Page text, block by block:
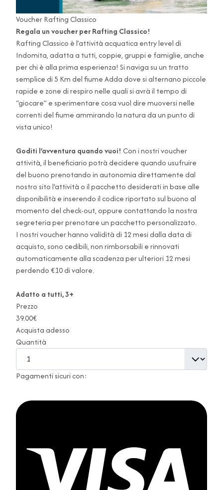
Voucher Rafting Classico
Regala un voucher per Rafting Classico!
Rafting Classico è l’attività acquatica entry level di
Indomita, adatta a tutti, coppie, gruppi e famiglie, anche
per chi è alla prima esperienza! Si naviga su un tratto
semplice di 5 Km del fiume Adda dove si alternano piccole
rapide e zone di respiro nelle quali si avrà il tempo di
“giocare” e sperimentare cosa vuol dire muoversi nelle
correnti del fiume ammirando la natura da un punto di
vista unico!
Goditi l’avventura quando vuoi! Con i nostri voucher
attività, il beneficiario potrà decidere quando usufruire
del buono prenotando in autonomia direttamente dal
nostro sito l'attività o il pacchetto desiderati in base alle
disponibilità e inserendo il codice riportato sul buono al
momento del check-out, oppure contattando la nostra
segreteria per prenotare un pacchetto personalizzato.
I nostri voucher hanno validità di 12 mesi dalla data di
acquisto, sono cedibili, non rimborsabili e rinnovati
automaticamente alla scadenza per ulteriori 12 mesi
perdendo €10 di valore.
Adatto a tutti, 3+
Prezzo
39.00€
Acquista adesso
Quantità
Pagamenti sicuri con: